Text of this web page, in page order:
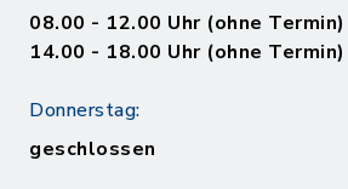
08.00 - 12.00 Uhr (ohne Termin)
14.00 - 18.00 Uhr (ohne Termin)
Donnerstag:
geschlossen